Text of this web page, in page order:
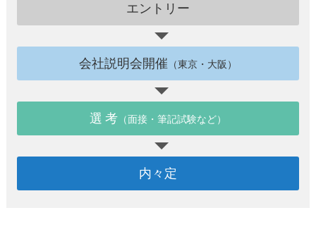
エントリー
会社説明会開催 （東京・大阪）
選 考 （面接・筆記試験など）
内々定